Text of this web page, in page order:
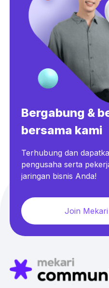
Bergabung &
bersama kami
Terhubung dan
pengusaha serta
jaringan bisnis Anda!
Join